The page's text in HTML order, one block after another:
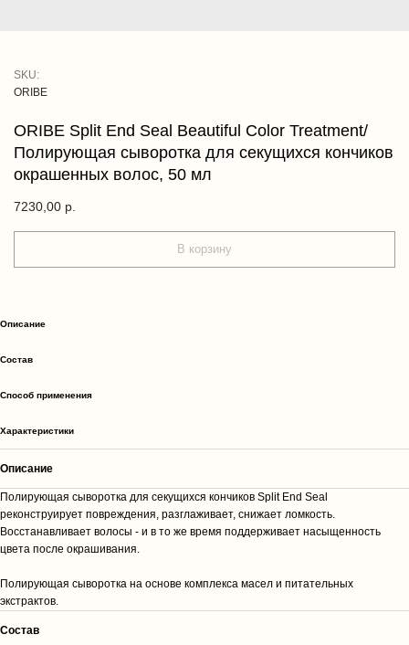
ORIBE Split End Seal Beautiful Color Treatment/
Полирующая сыворотка для секущихся кончиков
окрашенных волос, 50 мл
ORIBE
SKU:
7230,00 р.
В корзину
Описание
Cостав
Способ применения
Характеристики
Описание
Полирующая сыворотка для секущихся кончиков Split End Seal
реконструирует повреждения, разглаживает, снижает ломкость.
Восстанавливает волосы - и в то же время поддерживает насыщенность
цвета после окрашивания.
Полирующая сыворотка на основе комплекса масел и питательных
экстрактов.
Cостав